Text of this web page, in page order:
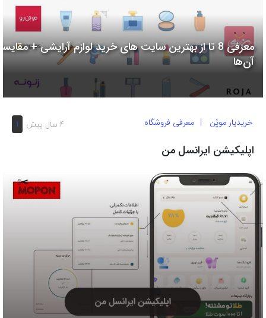
لینک
معرفی 8 تا از بهترین سایت های خرید لوازم آرایشی +
آن‌ها
4 سال پیش 1 خریدیار موپُن معرفی فروشگاه
اپلیکیشن ایرانسل من